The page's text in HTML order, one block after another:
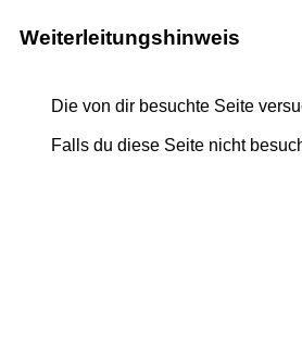
Weiterleitungshinweis
Die von dir besuchte Seite
Falls du diese Seite nicht